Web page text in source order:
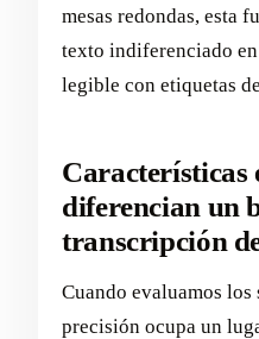
mesas redondas, esta
texto indiferenciado
legible con etiquetas
Características
diferencian un
transcripción
Cuando evaluamos
precisión ocupa un